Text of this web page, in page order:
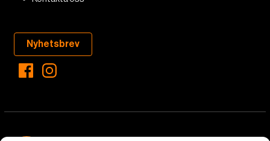
Nyhetsbrev